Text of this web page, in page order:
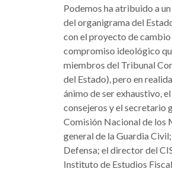
Podemos ha atribuido a
del organigrama del
con el proyecto de cambio
compromiso ideológico
miembros del Tribunal
del Estado), pero en
ánimo de ser exhaustivo,
consejeros y el secretario
Comisión Nacional de los
general de la Guardia
Defensa; el director del
Instituto de Estudios